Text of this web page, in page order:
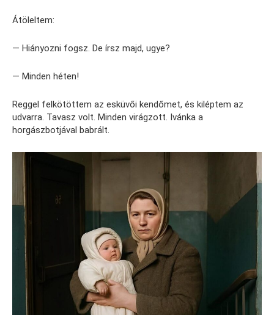
Átöleltem:
— Hiányozni fogsz. De írsz majd, ugye?
— Minden héten!
Reggel felkötöttem az esküvői kendőmet, és kiléptem az
udvarra. Tavasz volt. Minden virágzott. Ivánka a
horgászbotjával babrált.